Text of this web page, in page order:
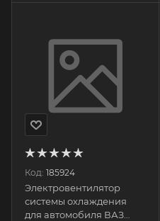
Код: 185924
Электровентилятор
системы охлаждения
для автомобиля ВАЗ